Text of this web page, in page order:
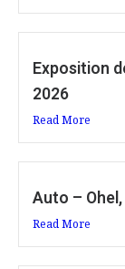
Exposition
2026
Read More
Auto –
Read More